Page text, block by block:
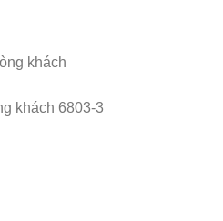
khách 6803-3